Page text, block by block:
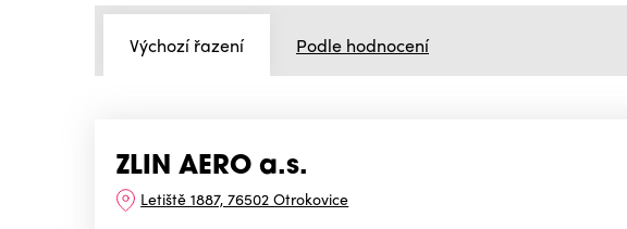
Výchozí řazení Podle hodnocení
ZLIN AERO a.s.
Letiště 1887, 76502 Otrokovice